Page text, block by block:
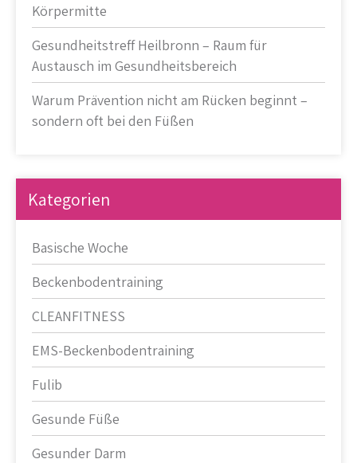
Körpermitte
Gesundheitstreff Heilbronn – Raum für
Austausch im Gesundheitsbereich
Warum Prävention nicht am Rücken beginnt –
sondern oft bei den Füßen
Kategorien
Basische Woche
Beckenbodentraining
CLEANFITNESS
EMS-Beckenbodentraining
Fulib
Gesunde Füße
Gesunder Darm